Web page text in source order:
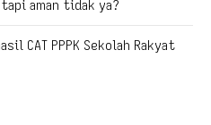
aman tidak ya?
CAT PPPK Sekolah Rakyat